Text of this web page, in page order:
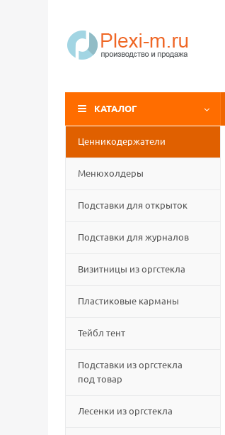
КАТАЛОГ
Ценникодержатели
Менюхолдеры
Подставки для открыток
Подставки для журналов
Визитницы из оргстекла
Пластиковые карманы
Тейбл тент
Подставки из оргстекла
под товар
Лесенки из оргстекла